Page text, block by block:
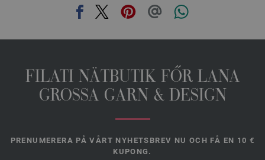
FILATI NÄTBUTIK FŐR LANA
GROSSA GARN & DESIGN
PRENUMERERA PÅ VÅRT NYHETSBREV NU OCH FÅ EN 10 €
KUPONG.